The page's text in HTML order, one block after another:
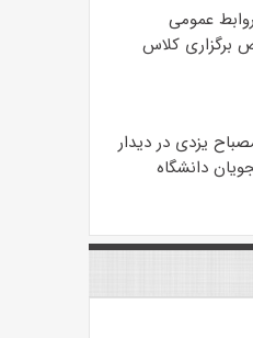
اطلاعیه شماره ۳ روابط عمومی
برگزاری کلاس
یزدی در دیدار
دانشگاه